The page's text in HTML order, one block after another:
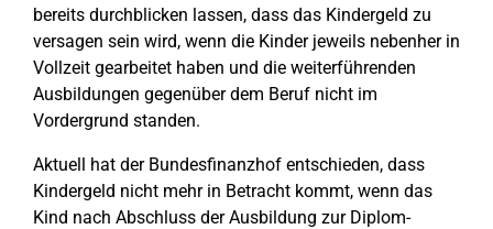
bereits durchblicken lassen, dass das Kindergeld zu
versagen sein wird, wenn die Kinder jeweils nebenher in
Vollzeit gearbeitet haben und die weiterführenden
Ausbildungen gegenüber dem Beruf nicht im
Vordergrund standen.
Aktuell hat der Bundesfinanzhof entschieden, dass
Kindergeld nicht mehr in Betracht kommt, wenn das
Kind nach Abschluss der Ausbildung zur Diplom-